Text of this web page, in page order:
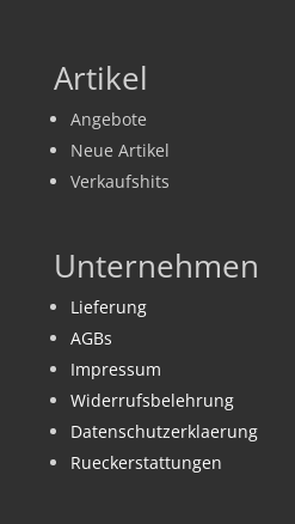
Artikel
Angebote
Neue Artikel
Verkaufshits
Unternehmen
Lieferung
AGBs
Impressum
Widerrufsbelehrung
Datenschutzerklaerung
Rueckerstattungen